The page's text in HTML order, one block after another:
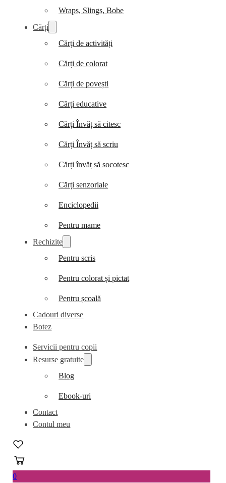
Wraps, Slings, Bobe
Cărți
Cărți de activități
Cărți de colorat
Cărți de povești
Cărți educative
Cărți Învăț să citesc
Cărți Învăț să scriu
Cărți învăț să socotesc
Cărți senzoriale
Enciclopedii
Pentru mame
Rechizite
Pentru scris
Pentru colorat și pictat
Pentru școală
Cadouri diverse
Botez
Servicii pentru copii
Resurse gratuite
Blog
Ebook-uri
Contact
Contul meu
0